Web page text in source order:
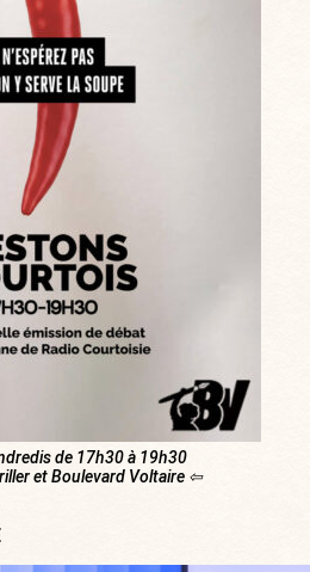
de 17h30 à 19h30
et Boulevard Voltaire ⇦